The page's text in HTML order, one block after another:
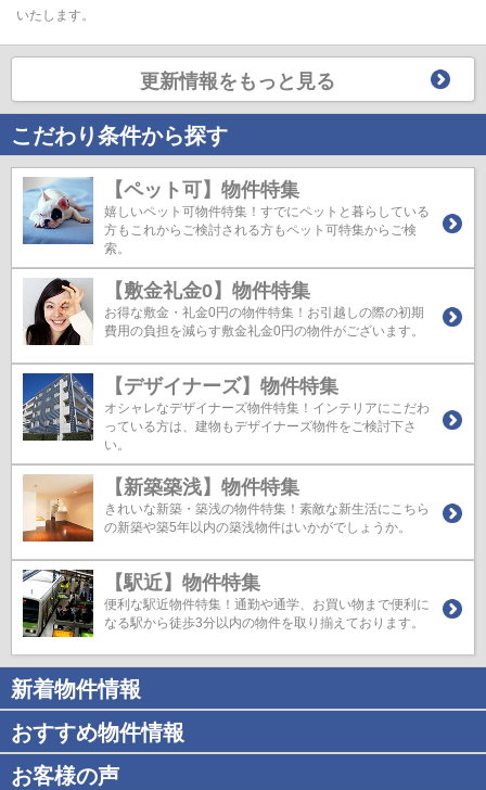
いたします。
更新情報をもっと見る
こだわり条件から探す
【ペット可】物件特集
嬉しいペット可物件特集！すでにペットと暮らしている
方もこれからご検討される方もペット可特集からご検
索。
【敷金礼金0】物件特集
お得な敷金・礼金0円の物件特集！お引越しの際の初期
費用の負担を減らす敷金礼金0円の物件がございます。
【デザイナーズ】物件特集
オシャレなデザイナーズ物件特集！インテリアにこだわ
っている方は、建物もデザイナーズ物件をご検討下さ
い。
【新築築浅】物件特集
きれいな新築・築浅の物件特集！素敵な新生活にこちら
の新築や築5年以内の築浅物件はいかがでしょうか。
【駅近】物件特集
便利な駅近物件特集！通勤や通学、お買い物まで便利に
なる駅から徒歩3分以内の物件を取り揃えております。
新着物件情報
おすすめ物件情報
お客様の声